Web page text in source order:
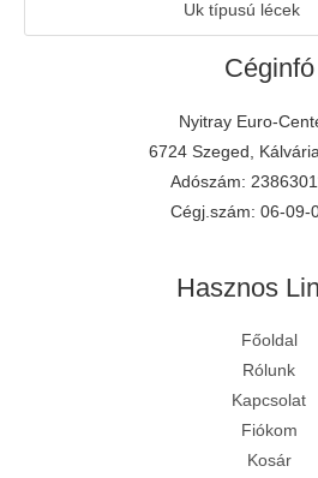
Uk típusú lécek
Céginfó
Nyitray Euro-
6724 Szeged,
Adószám:
Cégj.szám: 06-09-
Hasznos
Főoldal
Rólunk
Kapcsolat
Fiókom
Kosár